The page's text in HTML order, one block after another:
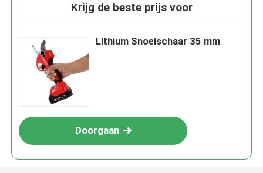
Krijg de beste prijs voor
Lithium Snoeischaar 35 mm
Doorgaan